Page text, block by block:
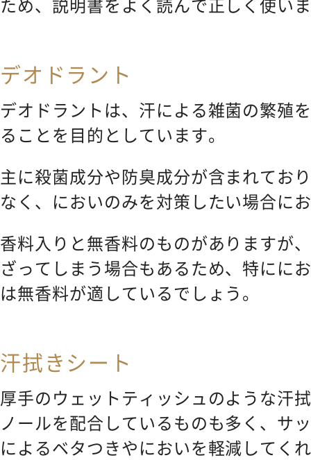
デオドラント
デオドラントは、汗による雑菌の繁殖
ることを目的としています。
主に殺菌成分や防臭成分が含まれてお
なく、においのみを対策したい場合に
香料入りと無香料のものがありますが
ざってしまう場合もあるため、特にに
は無香料が適しているでしょう。
汗拭きシート
厚手のウェットティッシュのような汗
ノールを配合しているものも多く、サ
によるベタつきやにおいを軽減してく